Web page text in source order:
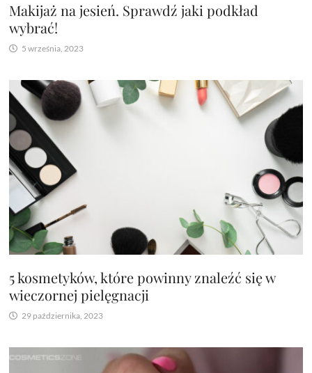
Makijaż na jesień. Sprawdź jaki podkład
wybrać!
5 września, 2023
5 kosmetyków, które powinny znaleźć się w
wieczornej pielęgnacji
29 października, 2023